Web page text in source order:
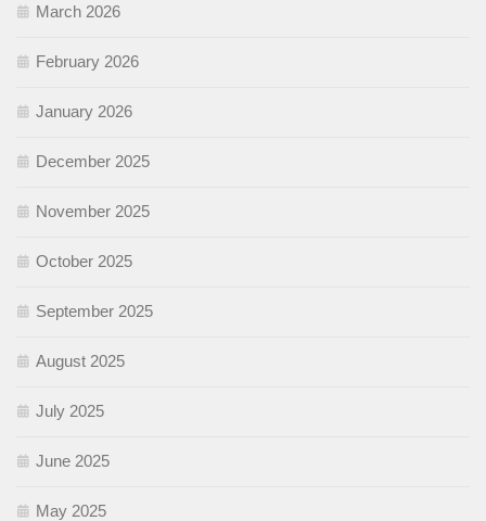
March 2026
February 2026
January 2026
December 2025
November 2025
October 2025
September 2025
August 2025
July 2025
June 2025
May 2025